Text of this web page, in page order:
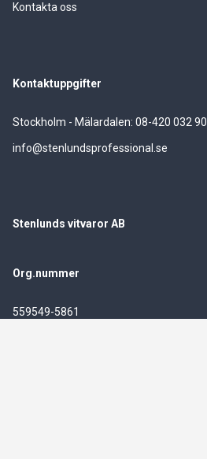
Kontakta oss
Kontaktuppgifter
Stockholm - Mälardalen: 08-420 032 90
info@stenlundsprofessional.se
Stenlunds vitvaror AB
Org.nummer
559549-5861